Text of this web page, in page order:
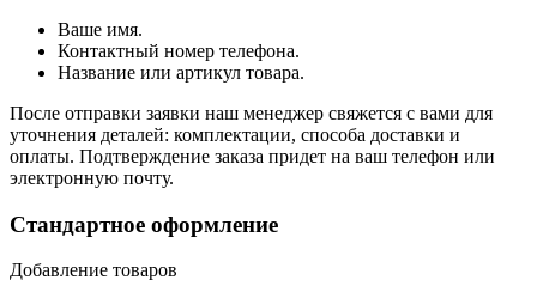
Ваше имя.
Контактный номер телефона.
Название или артикул товара.
После отправки заявки наш менеджер свяжется с вами для
уточнения деталей: комплектации, способа доставки и
оплаты. Подтверждение заказа придет на ваш телефон или
электронную почту.
Стандартное оформление
Добавление товаров